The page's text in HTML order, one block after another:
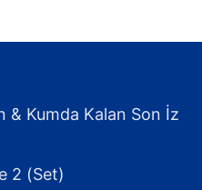
& Kumda Kalan Son İz
2 (Set)